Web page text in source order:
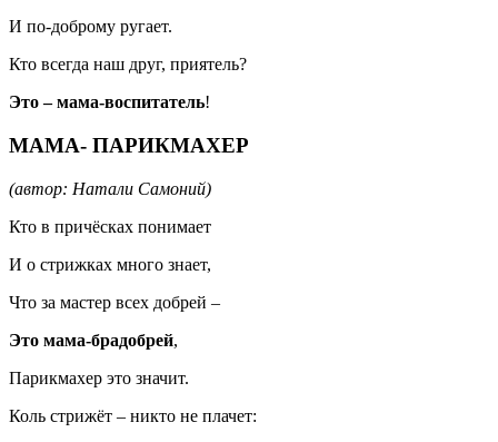
И по-доброму ругает.
Кто всегда наш друг, приятель?
Это – мама-воспитатель!
МАМА- ПАРИКМАХЕР
(автор: Натали Самоний)
Кто в причёсках понимает
И о стрижках много знает,
Что за мастер всех добрей –
Это мама-брадобрей,
Парикмахер это значит.
Коль стрижёт – никто не плачет: